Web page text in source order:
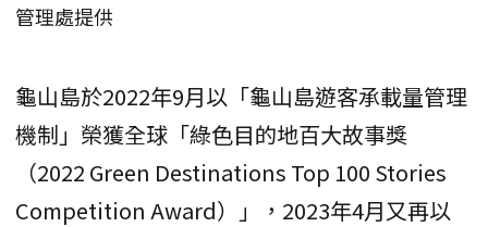
管理處提供
龜山島於2022年9月以「龜山島遊客承載量管理
機制」榮獲全球「綠色目的地百大故事獎
（2022 Green Destinations Top 100 Stories
Competition Award）」，2023年4月又再以